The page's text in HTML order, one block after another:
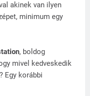
akinek van ilyen
minimum egy
, boldog
mivel kedveskedik
? Egy korábbi